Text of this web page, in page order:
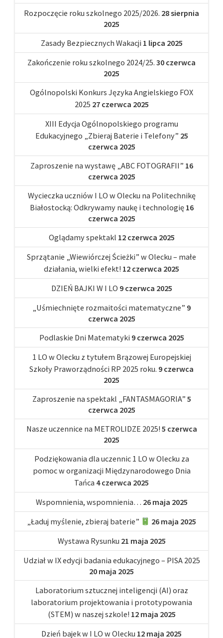
Rozpoczęcie roku szkolnego 2025/2026. 28 sierpnia
2025
Zasady Bezpiecznych Wakacji 1 lipca 2025
Zakończenie roku szkolnego 2024/25. 30 czerwca
2025
Ogólnopolski Konkurs Języka Angielskiego FOX
2025 27 czerwca 2025
XIII Edycja Ogólnopolskiego programu
Edukacyjnego „Zbieraj Baterie i Telefony” 25
czerwca 2025
Zaproszenie na wystawę „ABC FOTOGRAFII” 16
czerwca 2025
Wycieczka uczniów I LO w Olecku na Politechnikę
Białostocką: Odkrywamy naukę i technologię 16
czerwca 2025
Oglądamy spektakl 12 czerwca 2025
Sprzątanie „Wiewiórczej Ścieżki” w Olecku – małe
działania, wielki efekt! 12 czerwca 2025
DZIEŃ BAJKI W I LO 9 czerwca 2025
„Uśmiechnięte rozmaitości matematyczne” 9
czerwca 2025
Podlaskie Dni Matematyki 9 czerwca 2025
1 LO w Olecku z tytułem Brązowej Europejskiej
Szkoły Praworządności RP 2025 roku. 9 czerwca
2025
Zaproszenie na spektakl „FANTASMAGORIA” 5
czerwca 2025
Nasze uczennice na METROLIDZE 2025! 5 czerwca
2025
Podziękowania dla uczennic 1 LO w Olecku za
pomoc w organizacji Międzynarodowego Dnia
Tańca 4 czerwca 2025
Wspomnienia, wspomnienia… 26 maja 2025
„Ładuj myślenie, zbieraj baterie”
26 maja 2025
Wystawa Rysunku 21 maja 2025
Udział w IX edycji badania edukacyjnego – PISA 2025
20 maja 2025
Laboratorium sztucznej inteligencji (AI) oraz
laboratorium projektowania i prototypowania
(STEM) w naszej szkole! 12 maja 2025
Dzień bajek w I LO w Olecku 12 maja 2025